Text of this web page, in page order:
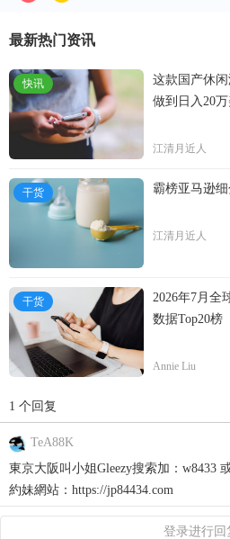
最新热门资讯
快讯
这款国产休
做到日入20万
江清月近人
干货 霸榜亚马逊
江清月近人
干货
2026年7月全
数据Top20榜
Annie Liu
1 个回复
TeA88K
東京大阪叫小姐Gleezy搜索加：w8433
約妹網站：https://jp84434.com
登录进行回